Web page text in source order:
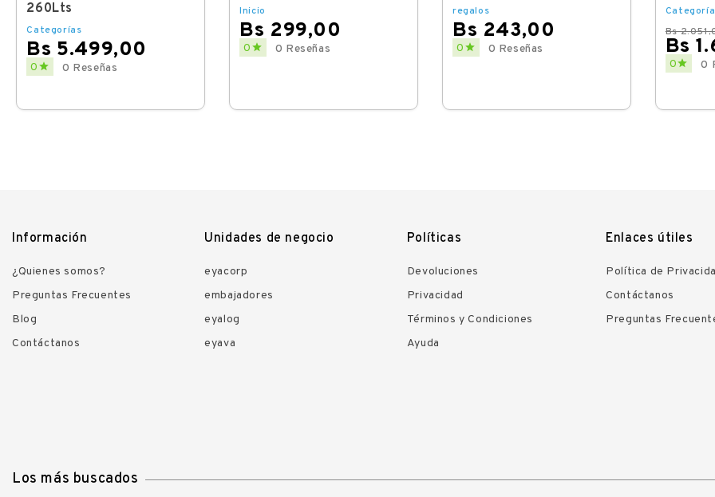
260Lts
Categorías
Bs 5.499,00
Price
0  0 Reseñas
Inicio
Bs 299,00
Price
0  0 Reseñas
regalos
Bs 243,00
Price
0  0 Reseñas
Bs
Bs
Regular
price
Price
0 0
Información
¿Quienes somos?
Preguntas Frecuentes
Blog
Contáctanos
Unidades de negocio
eyacorp
embajadores
eyalog
eyava
Políticas
Devoluciones
Privacidad
Términos y Condiciones
Ayuda
Enlaces útiles
Política de
Contáctanos
Preguntas
Los más buscados